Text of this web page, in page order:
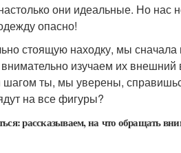
они идеальные. Но нас
опасно!
стоящую находку, мы
изучаем их внешний
ты, мы уверены,
на все фигуры?
рассказываем, на что обращать